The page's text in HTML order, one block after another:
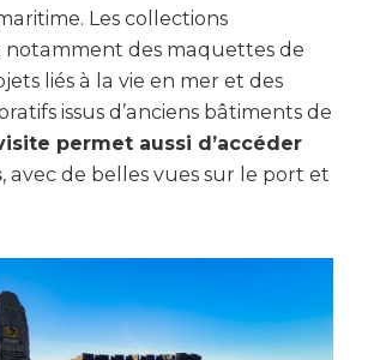
Les collections
des maquettes de
liés à la vie en mer et des
issus d’anciens bâtiments de
permet aussi d’accéder
, avec de belles vues sur le port et